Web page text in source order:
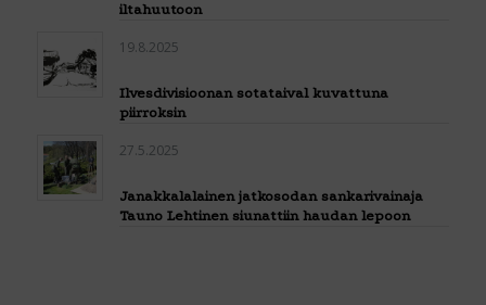
iltahuutoon
19.8.2025
Ilvesdivisioonan sotataival kuvattuna
piirroksin
27.5.2025
Janakkalalainen jatkosodan sankarivainaja
Tauno Lehtinen siunattiin haudan lepoon